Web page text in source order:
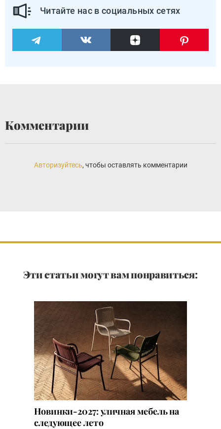
Читайте нас в социальных сетях
Комментарии
Авторизуйтесь, чтобы оставлять комментарии
Эти статьи могут вам понравиться:
Новинки-2027: уличная мебель на
следующее лето